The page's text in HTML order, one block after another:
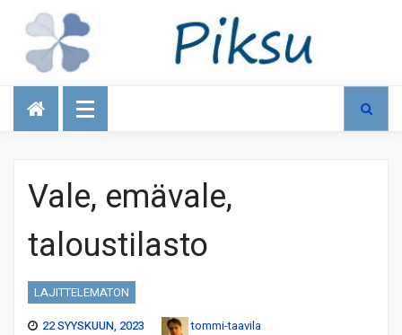
Talous
Vale, emävale,
taloustilasto
LAJITTELEMATON
22 SYYSKUUN, 2023
tommi-taavila